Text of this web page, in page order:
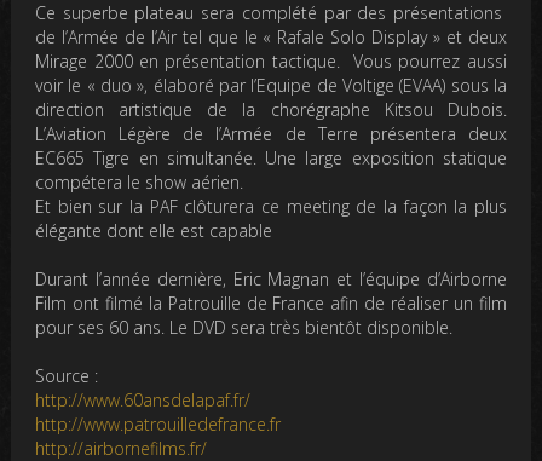
Ce superbe plateau sera complété par des présentations
de l’Armée de l’Air tel que le « Rafale Solo Display » et deux
Mirage 2000 en présentation tactique. Vous pourrez aussi
voir le « duo », élaboré par l’Equipe de Voltige (EVAA) sous la
direction artistique de la chorégraphe Kitsou Dubois.
L’Aviation Légère de l’Armée de Terre présentera deux
EC665 Tigre en simultanée. Une large exposition statique
compétera le show aérien.
Et bien sur la PAF clôturera ce meeting de la façon la plus
élégante dont elle est capable
Durant l’année dernière, Eric Magnan et l’équipe d’Airborne
Film ont filmé la Patrouille de France afin de réaliser un film
pour ses 60 ans. Le DVD sera très bientôt disponible.
Source :
http://www.60ansdelapaf.fr/
http://www.patrouilledefrance.fr
http://airbornefilms.fr/